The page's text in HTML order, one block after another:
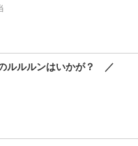
ルルルンはいかが？　／